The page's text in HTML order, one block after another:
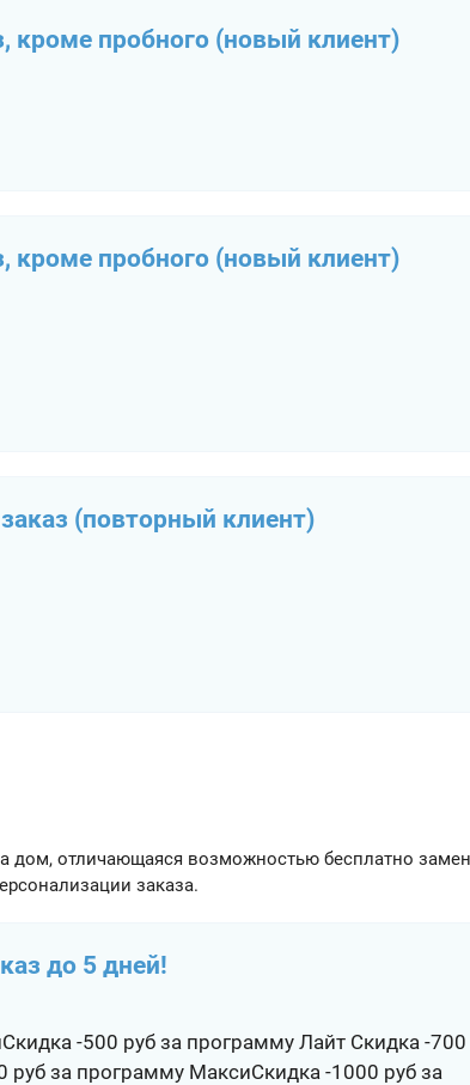
кроме пробного (новый клиент)
кроме пробного (новый клиент)
(повторный клиент)
дом, отличающаяся возможностью бесплатно
заказа.
до 5 дней!
-500 руб за программу Лайт Скидка -700
руб за программу МаксиСкидка -1000 руб за